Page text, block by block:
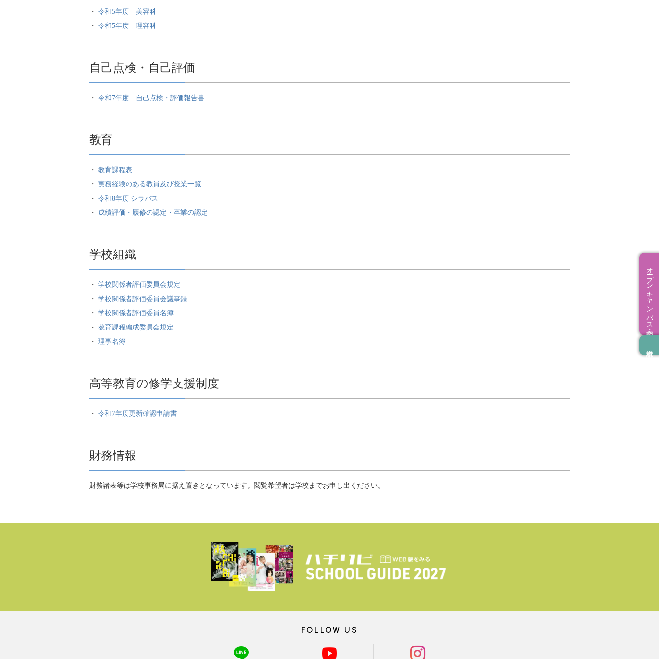
オープンキャンパス・相談会
令和5年度 美容科
令和5年度 理容科
自己点検・自己評価
令和7年度 自己点検・評価報告書
教育
教育課程表
実務経験のある教員及び授業一覧
令和8年度 シラバス
成績評価・履修の認定・卒業の認定
学校組織
学校関係者評価委員会規定
学校関係者評価委員会議事録
学校関係者評価委員名簿
教育課程編成委員会規定
理事名簿
高等教育の修学支援制度
令和7年度更新確認申請書
財務情報
財務諸表等は学校事務局に据え置きとなっています。閲覧希望者は学校までお申し出ください。
FOLLOW US